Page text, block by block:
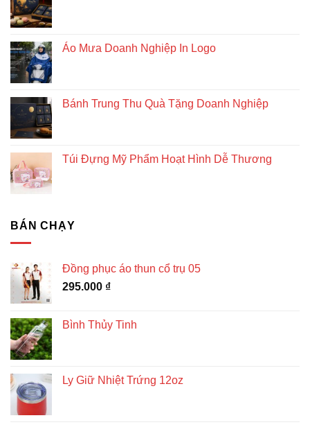
Áo Mưa Doanh Nghiệp In Logo
Bánh Trung Thu Quà Tặng Doanh Nghiệp
Túi Đựng Mỹ Phẩm Hoạt Hình Dễ Thương
BÁN CHẠY
Đồng phục áo thun cổ trụ 05
295.000 ₫
Bình Thủy Tinh
Ly Giữ Nhiệt Trứng 12oz